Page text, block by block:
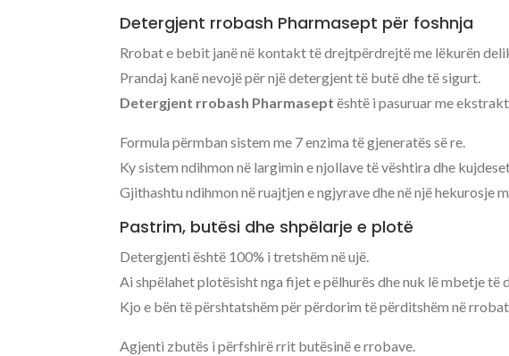
Detergjent rrobash Pharmasept për foshnja
Rrobat e bebit janë në kontakt të drejtpërdrejtë me lëkurën
Prandaj kanë nevojë për një detergjent të butë dhe të sigurt.
Detergjent rrobash Pharmasept është i pasuruar me
Formula përmban sistem me 7 enzima të gjeneratës së re.
Ky sistem ndihmon në largimin e njollave të vështira dhe
Gjithashtu ndihmon në ruajtjen e ngjyrave dhe në një hekurosje
Pastrim, butësi dhe shpëlarje e plotë
Detergjenti është 100% i tretshëm në ujë.
Ai shpëlahet plotësisht nga fijet e pëlhurës dhe nuk lë mbetje të
Kjo e bën të përshtatshëm për përdorim të përditshëm në
Agjenti zbutës i përfshirë rrit butësinë e rrobave.